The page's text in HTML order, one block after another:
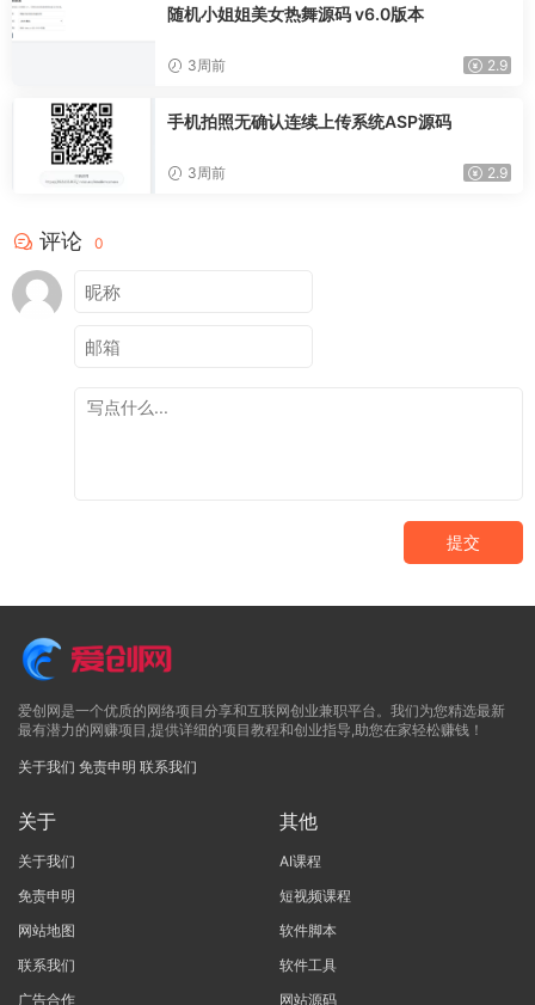
随机小姐姐美女热舞源码 v6.0版本
3周前 2.9
手机拍照无确认连续上传系统ASP源码
3周前 2.9
评论 0
提交
爱创网是一个优质的网络项目分享和互联网创业兼职平台。我们为您精选最新
最有潜力的网赚项目,提供详细的项目教程和创业指导,助您在家轻松赚钱！
关于我们 免责申明 联系我们
关于
关于我们
免责申明
网站地图
联系我们
广告合作
其他
AI课程
短视频课程
软件脚本
软件工具
网站源码